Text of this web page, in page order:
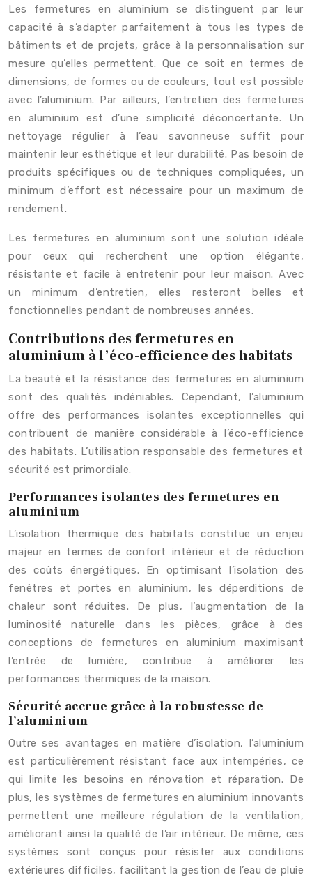
Les fermetures en aluminium se distinguent par leur
capacité à s’adapter parfaitement à tous les types de
bâtiments et de projets, grâce à la personnalisation sur
mesure qu’elles permettent. Que ce soit en termes de
dimensions, de formes ou de couleurs, tout est possible
avec l’aluminium. Par ailleurs, l’entretien des fermetures
en aluminium est d’une simplicité déconcertante. Un
nettoyage régulier à l’eau savonneuse suffit pour
maintenir leur esthétique et leur durabilité. Pas besoin de
produits spécifiques ou de techniques compliquées, un
minimum d’effort est nécessaire pour un maximum de
rendement.
Les fermetures en aluminium sont une solution idéale
pour ceux qui recherchent une option élégante,
résistante et facile à entretenir pour leur maison. Avec
un minimum d’entretien, elles resteront belles et
fonctionnelles pendant de nombreuses années.
Contributions des fermetures en
aluminium à l’éco-efficience des habitats
La beauté et la résistance des fermetures en aluminium
sont des qualités indéniables. Cependant, l’aluminium
offre des performances isolantes exceptionnelles qui
contribuent de manière considérable à l’éco-efficience
des habitats. L’utilisation responsable des fermetures et
sécurité est primordiale.
Performances isolantes des fermetures en
aluminium
L’isolation thermique des habitats constitue un enjeu
majeur en termes de confort intérieur et de réduction
des coûts énergétiques. En optimisant l’isolation des
fenêtres et portes en aluminium, les déperditions de
chaleur sont réduites. De plus, l’augmentation de la
luminosité naturelle dans les pièces, grâce à des
conceptions de fermetures en aluminium maximisant
l’entrée de lumière, contribue à améliorer les
performances thermiques de la maison.
Sécurité accrue grâce à la robustesse de
l’aluminium
Outre ses avantages en matière d’isolation, l’aluminium
est particulièrement résistant face aux intempéries, ce
qui limite les besoins en rénovation et réparation. De
plus, les systèmes de fermetures en aluminium innovants
permettent une meilleure régulation de la ventilation,
améliorant ainsi la qualité de l’air intérieur. De même, ces
systèmes sont conçus pour résister aux conditions
extérieures difficiles, facilitant la gestion de l’eau de pluie